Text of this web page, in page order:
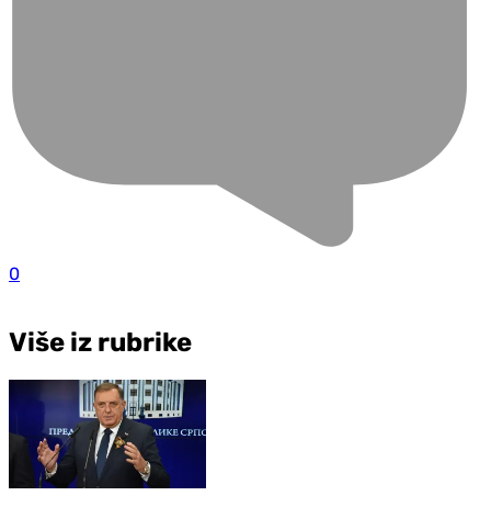
0
Više iz rubrike